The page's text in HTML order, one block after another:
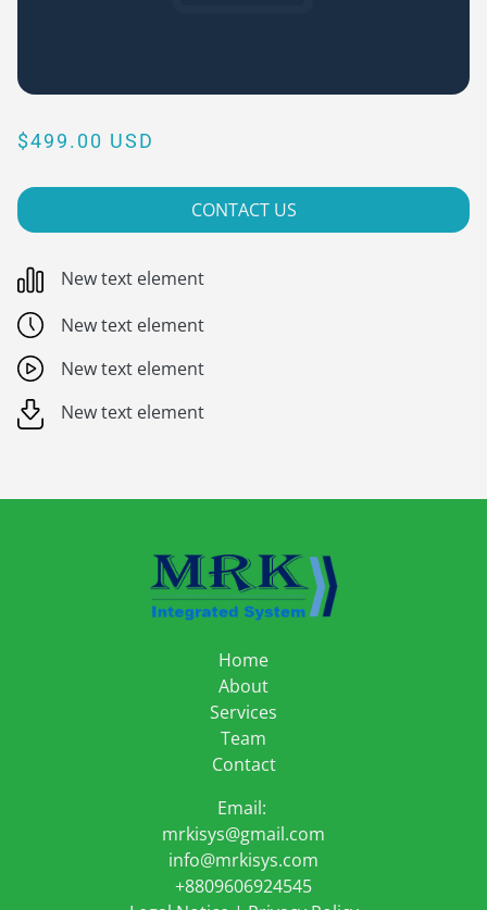
$499.00 USD
CONTACT US
New text element
New text element
New text element
New text element
Home
About
Services
Team
Contact
Email:
mrkisys@gmail.com
info@mrkisys.com
+8809606924545